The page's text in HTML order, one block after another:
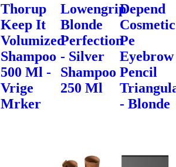
Thorup
Keep It
Volumized
Shampoo
500 Ml -
Vrige
Mrker
Lowengrip
Blonde
Perfection
- Silver
Shampoo
250 Ml
Depend
Cosmetic
Pe
Eyebrow
Pencil
- Blonde